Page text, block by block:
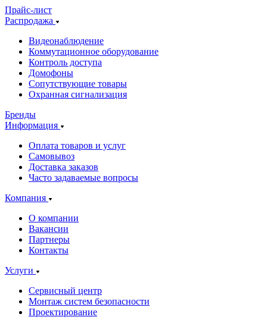
Прайс-лист
Распродажа
Видеонаблюдение
Коммутационное оборудование
Контроль доступа
Домофоны
Сопутствующие товары
Охранная сигнализация
Бренды
Информация
Оплата товаров и услуг
Самовывоз
Доставка заказов
Часто задаваемые вопросы
Компания
О компании
Вакансии
Партнеры
Контакты
Услуги
Сервисный центр
Монтаж систем безопасности
Проектирование